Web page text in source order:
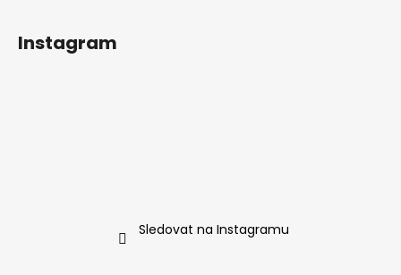
Instagram
Sledovat na Instagramu